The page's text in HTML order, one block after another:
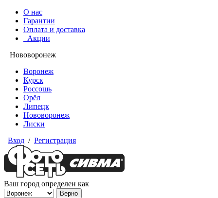
О нас
Гарантии
Оплата и доставка
Акции
Нововоронеж
Воронеж
Курск
Россошь
Орёл
Липецк
Нововоронеж
Лиски
Вход / Регистрация
Ваш город определен как